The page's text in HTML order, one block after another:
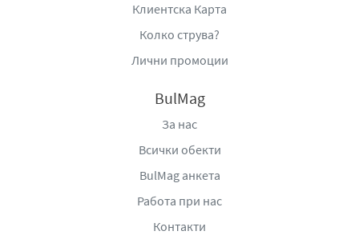
Клиентска Карта
Колко струва?
Лични промоции
BulMag
За нас
Всички обекти
BulMag анкета
Работа при нас
Контакти